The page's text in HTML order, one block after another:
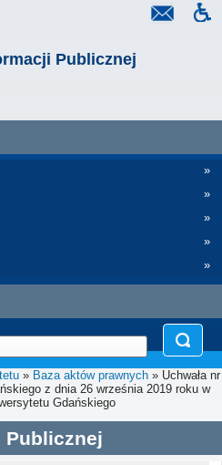
Publicznej
»
»
»
»
»
» Baza aktów prawnych » Uchwała nr
z dnia 26 września 2019 roku w
Gdańskiego